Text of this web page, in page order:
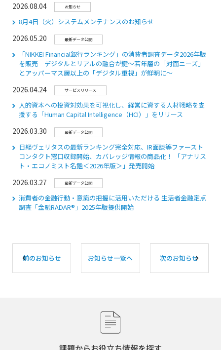
2026.08.04 お知らせ
8月4日（火）システムメンテナンスのお知らせ
2026.05.20 最新データ公開
「NIKKEI Financial銀行ランキング」の消費者調査データ2026年版
を販売 デジタルとリアルの融合が鍵～若年層の「対面ニーズ」
とアッパーマス層以上の「デジタル重視」が鮮明に～
2026.04.24 サービスリリース
人的資本への投資対効果を可視化し、経営に資する人材戦略を支
援する「Human Capital Intelligence（HCI）」をリリース
2026.03.30 最新データ公開
日経ヴェリタスの最新ランキング完全対応、IR面談等ファースト
コンタクト窓口収録開始、カバレッジ情報の商品化！ 「アナリス
ト・エコノミスト名鑑＜2026年版＞」発売開始
2026.03.27 最新データ公開
消費者の金融行動・意識の把握に活用いただける 生活者金融定点
調査「⾦融RADAR®」2025年版提供開始
前のお知らせ お知らせ一覧へ 次のお知らせ